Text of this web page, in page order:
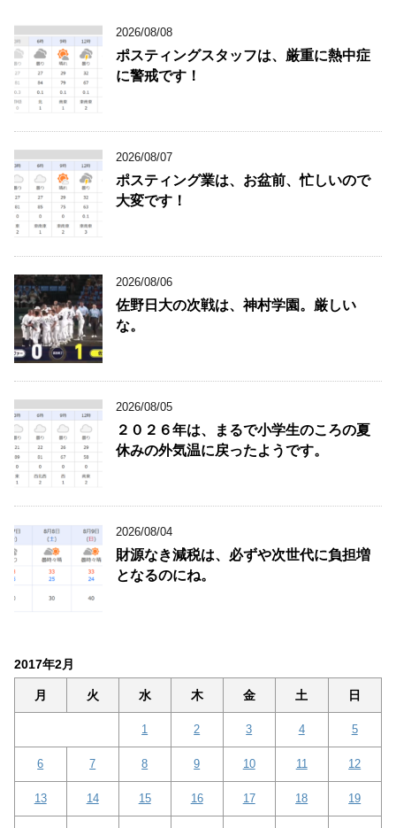
2026/08/08
ポスティングスタッフは、厳重に熱中症
に警戒です！
2026/08/07
ポスティング業は、お盆前、忙しいので
大変です！
2026/08/06
佐野日大の次戦は、神村学園。厳しい
な。
2026/08/05
２０２６年は、まるで小学生のころの夏
休みの外気温に戻ったようです。
2026/08/04
財源なき減税は、必ずや次世代に負担増
となるのにね。
2017年2月
月 火 水 木 金 土 日
1 2 3 4 5
6 7 8 9 10 11 12
13 14 15 16 17 18 19